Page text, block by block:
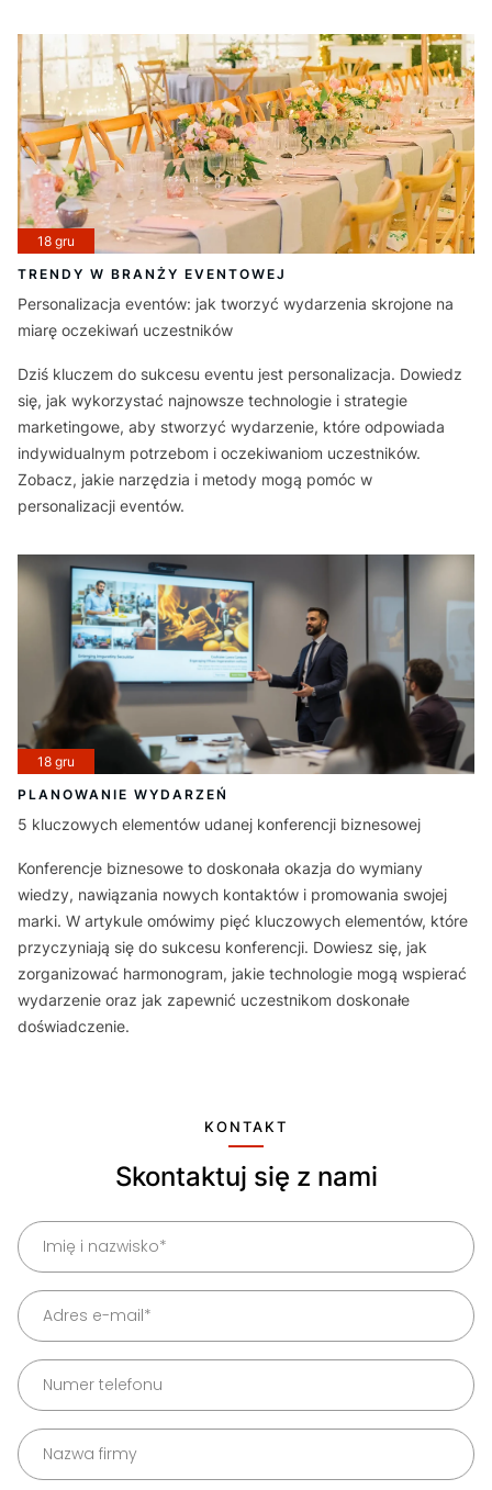
18 gru
TRENDY W BRANŻY EVENTOWEJ
Personalizacja eventów: jak tworzyć wydarzenia skrojone na
miarę oczekiwań uczestników
Dziś kluczem do sukcesu eventu jest personalizacja. Dowiedz
się, jak wykorzystać najnowsze technologie i strategie
marketingowe, aby stworzyć wydarzenie, które odpowiada
indywidualnym potrzebom i oczekiwaniom uczestników.
Zobacz, jakie narzędzia i metody mogą pomóc w
personalizacji eventów.
18 gru
PLANOWANIE WYDARZEŃ
5 kluczowych elementów udanej konferencji biznesowej
Konferencje biznesowe to doskonała okazja do wymiany
wiedzy, nawiązania nowych kontaktów i promowania swojej
marki. W artykule omówimy pięć kluczowych elementów, które
przyczyniają się do sukcesu konferencji. Dowiesz się, jak
zorganizować harmonogram, jakie technologie mogą wspierać
wydarzenie oraz jak zapewnić uczestnikom doskonałe
doświadczenie.
KONTAKT
Skontaktuj się z nami